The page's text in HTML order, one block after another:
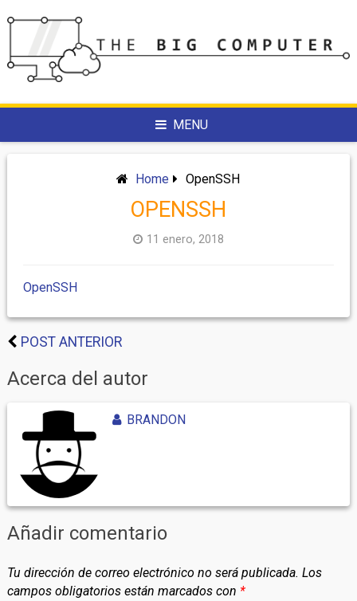
to
MENU
Home OpenSSH
OPENSSH
11 enero, 2018
OpenSSH
POST ANTERIOR
Acerca del autor
BRANDON
Añadir comentario
Tu dirección de correo electrónico no será publicada. Los
campos obligatorios están marcados con *